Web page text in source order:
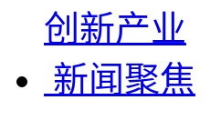
创新产业
新闻聚焦